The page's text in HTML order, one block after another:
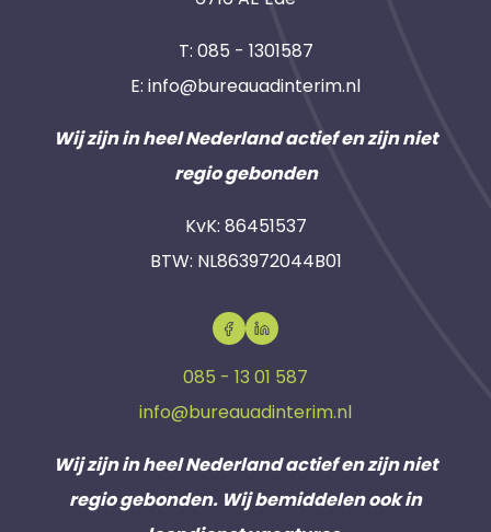
T: 085 - 1301587
E: info@bureauadinterim.nl
Wij zijn in heel Nederland actief en zijn niet
regio gebonden
KvK: 86451537
BTW: NL863972044B01
085 - 13 01 587
info@bureauadinterim.nl
Wij zijn in heel Nederland actief en zijn niet
regio gebonden. Wij bemiddelen ook in